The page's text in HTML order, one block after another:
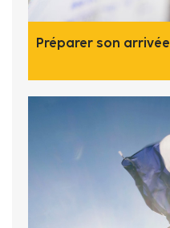
Préparer son arrivée